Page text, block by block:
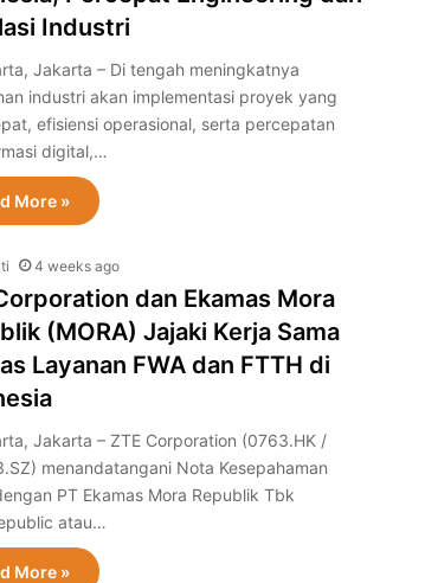
Industri
Jakarta – Di tengah meningkatnya
industri akan implementasi proyek yang
efisiensi operasional, serta percepatan
digital,…
More »
4 weeks ago
dan Ekamas Mora
(MORA) Jajaki Kerja Sama
Layanan FWA dan FTTH di
Jakarta – ZTE Corporation (0763.HK /
menandatangani Nota Kesepahaman
PT Ekamas Mora Republik Tbk
atau…
More »